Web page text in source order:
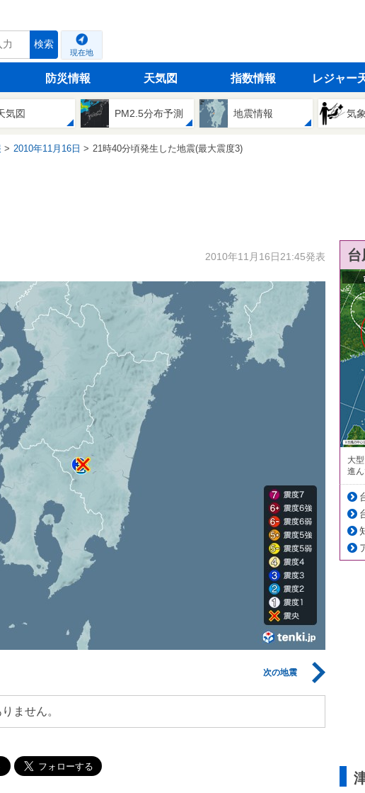
検索
現在地
防災情報 天気図 指数情報 レジャー
気図 PM2.5分布予測 地震情報 気
2010年11月16日 21時40分頃発生した地震(最大震度3)
2010年11月16日21:45発表
次の地震
ません。
大
進